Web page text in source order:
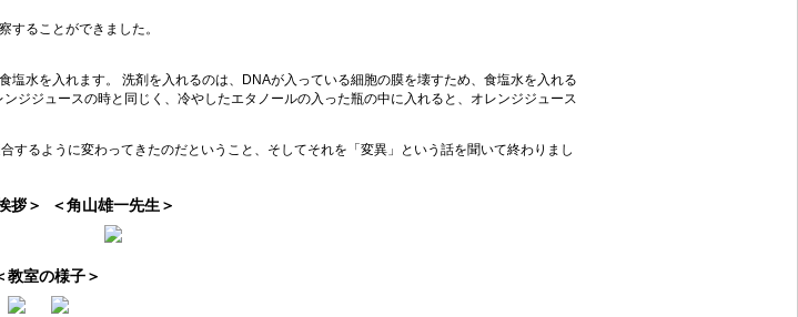
することができました。
水を入れます。 洗剤を入れるのは、DNAが入っている細胞の膜を壊すため、食塩水を入れる
ジジュースの時と同じく、冷やしたエタノールの入った瓶の中に入れると、オレンジジュース
るように変わってきたのだということ、そしてそれを「変異」という話を聞いて終わりまし
拶＞ ＜角山雄一先生＞
教室の様子＞